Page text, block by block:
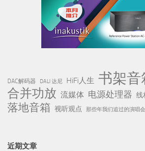
DAC解码器 DALI 达尼 HiFi人生 书架音
合并功放 流媒体 电源处理器 线
落地音箱 视听观点 那些年我们追过的演唱会
近期文章